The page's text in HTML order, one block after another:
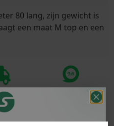
80 lang, zijn gewicht is
een maat M top en een
besteld
in huis!*
beoordelen ons